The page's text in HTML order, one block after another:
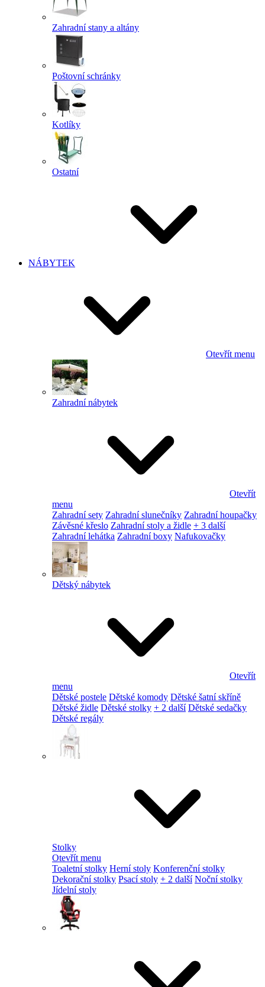
Zahradní stany a altány
Poštovní schránky
Kotlíky
Ostatní
NÁBYTEK
Otevřít menu
Zahradní nábytek
Otevřít
menu
Zahradní sety Zahradní slunečníky Zahradní houpačky
Závěsné křeslo Zahradní stoly a židle + 3 další
Zahradní lehátka Zahradní boxy Nafukovačky
Dětský nábytek
Otevřít
menu
Dětské postele Dětské komody Dětské šatní skříně
Dětské židle Dětské stolky + 2 další Dětské sedačky
Dětské regály
Stolky
Otevřít menu
Toaletní stolky Herní stoly Konferenční stolky
Dekorační stolky Psací stoly + 2 další Noční stolky
Jídelní stoly